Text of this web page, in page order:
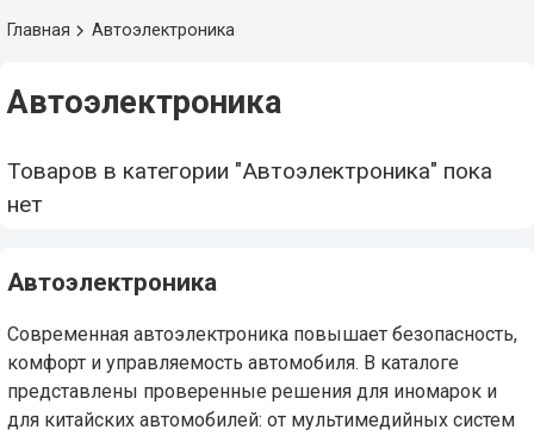
Главная Автоэлектроника
Автоэлектроника
Товаров в категории "Автоэлектроника" пока
нет
Автоэлектроника
Современная автоэлектроника повышает безопасность,
комфорт и управляемость автомобиля. В каталоге
представлены проверенные решения для иномарок и
для китайских автомобилей: от мультимедийных систем